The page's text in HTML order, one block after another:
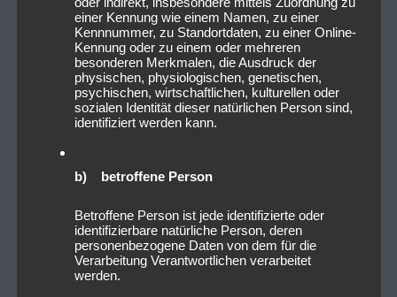
einer Kennung wie einem Namen, zu einer
Kennnummer, zu Standortdaten, zu einer Online-
Kennung oder zu einem oder mehreren
besonderen Merkmalen, die Ausdruck der
physischen, physiologischen, genetischen,
psychischen, wirtschaftlichen, kulturellen oder
sozialen Identität dieser natürlichen Person sind,
identifiziert werden kann.
b) betroffene Person
Betroffene Person ist jede identifizierte oder
identifizierbare natürliche Person, deren
personenbezogene Daten von dem für die
Verarbeitung Verantwortlichen verarbeitet
werden.